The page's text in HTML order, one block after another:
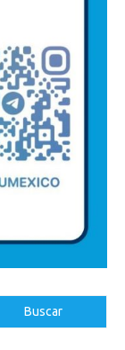
Buscar